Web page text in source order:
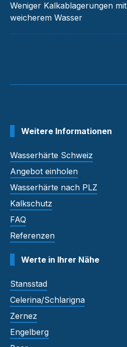
Weniger Kalkablagerungen mit
weicherem Wasser
Weitere Informationen
Wasserhärte Schweiz
Angebot einholen
Wasserhärte nach PLZ
Kalkschutz
FAQ
Referenzen
Werte in Ihrer Nähe
Stansstad
Celerina/Schlarigna
Zernez
Engelberg